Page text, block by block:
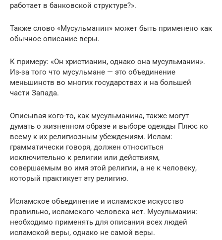
работает в банковской структуре?».
Также слово «Мусульманин» может быть применено как
обычное описание веры.
К примеру: «Он христианин, однако она мусульманин».
Из-за того что мусульмане — это объединение
меньшинств во многих государствах и на большей
части Запада.
Описывая кого-то, как мусульманина, также могут
думать о жизненном образе и выборе одежды Плюс ко
всему к их религиозным убеждениям. Ислам:
грамматически говоря, должен относиться
исключительно к религии или действиям,
совершаемым во имя этой религии, а не к человеку,
который практикует эту религию.
Исламское объединение и исламское искусство
правильно, исламского человека нет. Мусульманин:
необходимо применять для описания всех людей
исламской веры, однако не самой веры.